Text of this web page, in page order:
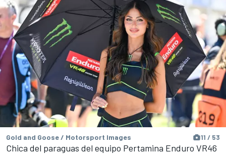
Gold and Goose / Motorsport Images 11 / 53
Chica del paraguas del equipo Pertamina Enduro VR46